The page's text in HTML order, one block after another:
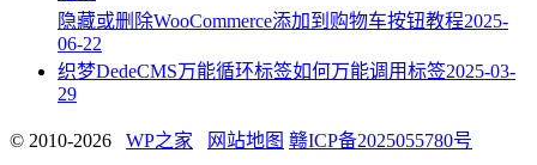
隐藏或删除WooCommerce添加到购物车按钮教程2025-
06-22
织梦DedeCMS万能循环标签如何万能调用标签2025-03-
29
© 2010-2026 WP之家 网站地图 赣ICP备2025055780号